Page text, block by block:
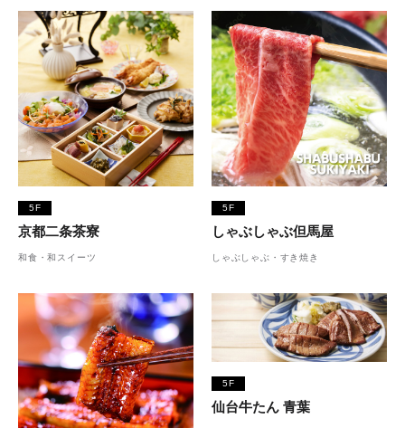
5F
京都二条茶寮
和食・和スイーツ
5F
しゃぶしゃぶ但馬屋
しゃぶしゃぶ・すき焼き
5F
仙台牛たん 青葉